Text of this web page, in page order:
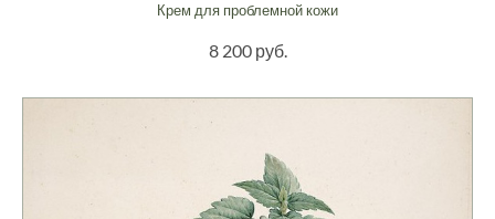
Крем для проблемной кожи
8 200 руб.